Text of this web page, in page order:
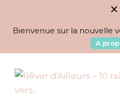
Bienvenue sur la nouvelle
A
Rêver
BLOG VOYAGES DEPUIS 2010